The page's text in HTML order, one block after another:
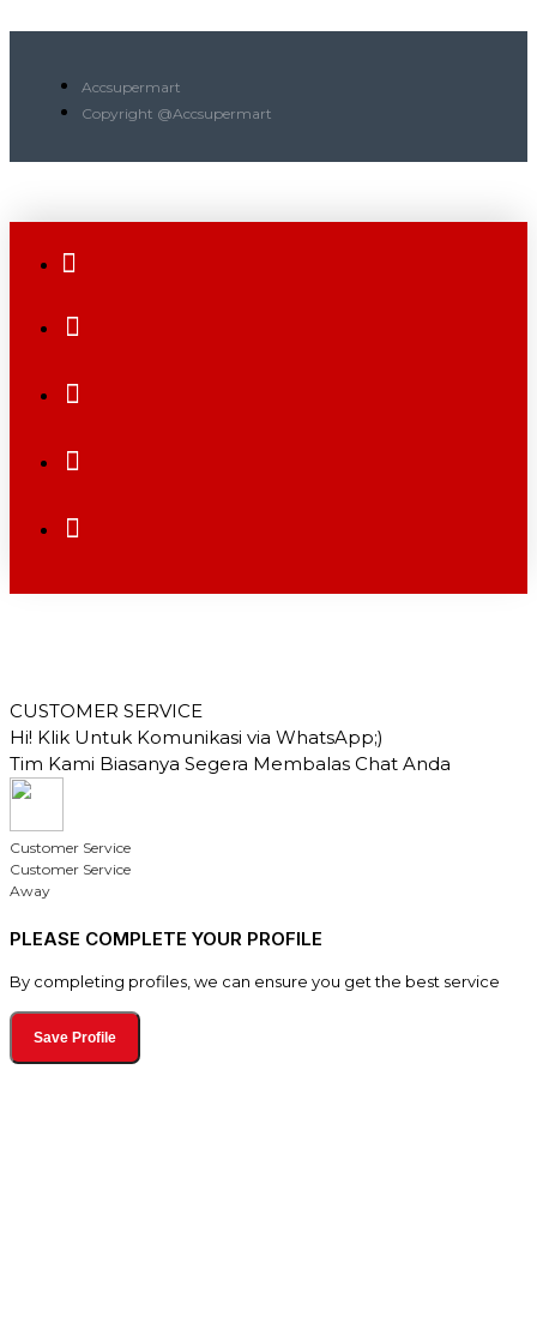
Accsupermart
Copyright @Accsupermart
CUSTOMER SERVICE
Hi! Klik Untuk Komunikasi via WhatsApp;)
Tim Kami Biasanya Segera Membalas Chat Anda
Customer Service
Customer Service
Away
PLEASE COMPLETE YOUR PROFILE
By completing profiles, we can ensure you get the best service
Save Profile